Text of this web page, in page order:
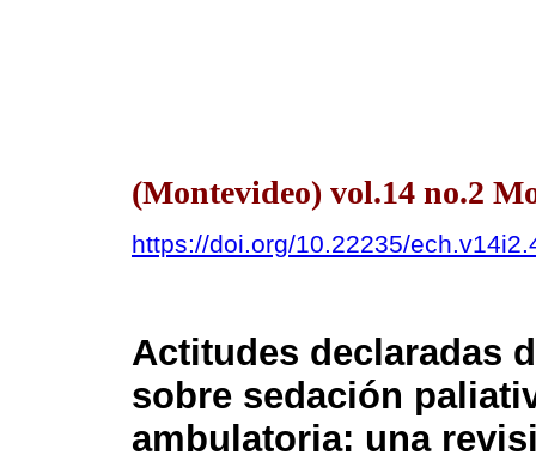
(Montevideo) vol.14 no.2
https://doi.org/10.22235/
Actitudes declaradas
sobre sedación
ambulatoria: una